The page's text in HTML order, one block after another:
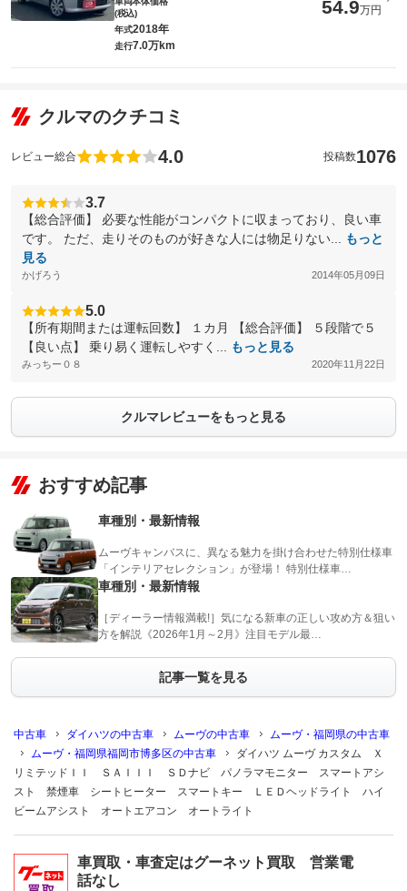
(税込)
54.9万円
年式2018年
走行7.0万km
クルマのクチコミ
レビュー総合 4.0 投稿数1076
3.7
【総合評価】 必要な性能がコンパクトに収まっており、良い車
です。 ただ、走りそのものが好きな人には物足りない...
もっと
見る
かげろう 2014年05月09日
5.0
【所有期間または運転回数】 １カ月 【総合評価】 ５段階で５
【良い点】 乗り易く運転しやすく...
もっと見る
みっちー０８ 2020年11月22日
クルマレビューをもっと見る
おすすめ記事
車種別・最新情報
ムーヴキャンバスに、異なる魅力を掛け合わせた特別仕様車
「インテリアセレクション」が登場！ 特別仕様車…
車種別・最新情報
［ディーラー情報満載!］気になる新車の正しい攻め方＆狙い
方を解説《2026年1月～2月》注目モデル最…
記事一覧を見る
中古車 ダイハツの中古車 ムーヴの中古車
ムーヴ・福岡県の中古車
ムーヴ・福岡県福岡市博多区の中古車
ダイハツ ムーヴ カスタム Ｘ
リミテッドＩＩ ＳＡＩＩＩ ＳＤナビ パノラマモニター スマートアシ
スト 禁煙車 シートヒーター スマートキー ＬＥＤヘッドライト ハイ
ビームアシスト オートエアコン オートライト
車買取・車査定はグーネット買取 営業電
話なし